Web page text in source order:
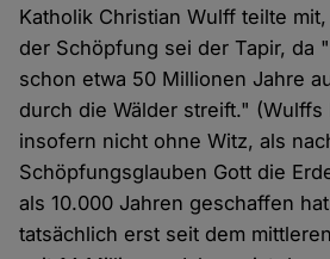
Katholik Christian Wulff teilte
der Schöpfung sei der Tapir, da
schon etwa 50 Millionen Jahre
durch die Wälder streift."
insofern nicht ohne Witz, als
Schöpfungsglauben Gott die
als 10.000 Jahren geschaffen
tatsächlich erst seit dem